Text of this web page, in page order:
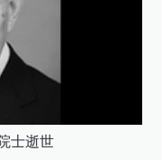
士逝世